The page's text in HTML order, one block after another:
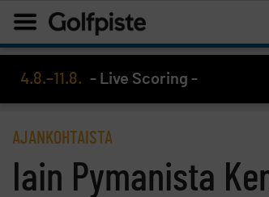
4.8.–11.8. - Live Scoring -
AJANKOHTAISTA
Iain Pymanista